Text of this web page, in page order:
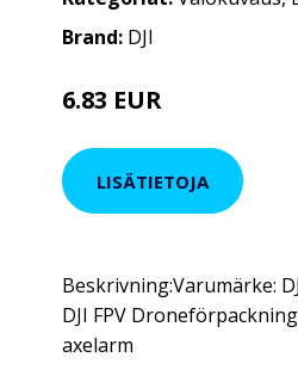
Brand: DJI
6.83 EUR
LISÄTIETOJA
Beskrivning:Varumärke:
DJI FPV
axelarm